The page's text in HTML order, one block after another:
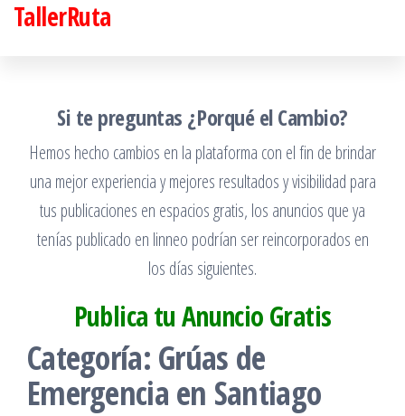
SaltarTallerRuta
Si te preguntas ¿Porqué el Cambio?
Hemos hecho cambios en la plataforma con el fin de brindar
una mejor experiencia y mejores resultados y visibilidad para
tus publicaciones en espacios gratis, los anuncios que ya
tenías publicado en linneo podrían ser reincorporados en
los días siguientes.
Publica tu Anuncio Gratis
Categoría: Grúas de
Emergencia en Santiago